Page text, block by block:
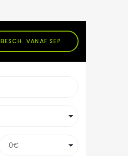
BESCH. VANAF SEP.